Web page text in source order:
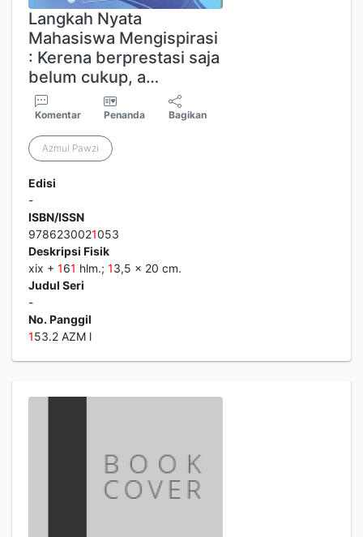
Langkah Nyata
Mahasiswa Mengispirasi
: Kerena berprestasi saja
belum cukup, a…
Komentar Penanda Bagikan
Azmul Pawzi
Edisi
-
ISBN/ISSN
9786230021053
Deskripsi Fisik
xix + 161 hlm.; 13,5 x 20 cm.
Judul Seri
-
No. Panggil
153.2 AZM l